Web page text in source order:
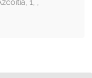
1, ,